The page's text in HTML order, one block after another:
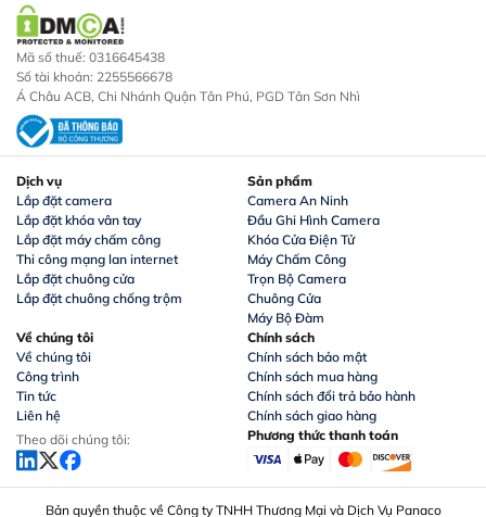
Về chúng tôi
Về chúng tôi
Công trình
Tin tức
Liên hệ
Theo dõi chúng tôi:
Dịch vụ
Lắp đặt camera
Lắp đặt khóa vân tay
Lắp đặt máy chấm công
Thi công mạng lan internet
Lắp đặt chuông cửa
Lắp đặt chuông chống trộm
Sản phẩm
Camera An Ninh
Đầu Ghi Hình Camera
Khóa Cửa Điện Tử
Máy Chấm Công
Trọn Bộ Camera
Chuông Cửa
Máy Bộ Đàm
Chính sách
Chính sách bảo mật
Chính sách mua hàng
Chính sách đổi trả bảo hành
Chính sách giao hàng
Phương thức thanh toán
Mã số thuế: 0316645438
Số tài khoản: 2255566678
Á Châu ACB, Chi Nhánh Quận Tân Phú, PGD Tân Sơn Nhì
Bản quyền thuộc về Công ty TNHH Thương Mại và Dịch Vụ Panaco